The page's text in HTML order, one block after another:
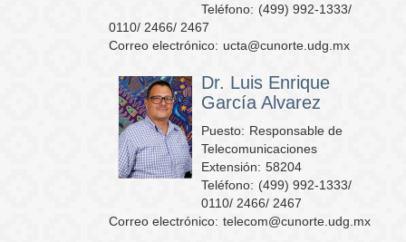
Teléfono: (499) 992-1333/
0110/ 2466/ 2467
Correo electrónico: ucta@cunorte.udg.mx
Dr. Luis Enrique
García Alvarez
Puesto: Responsable de
Telecomunicaciones
Extensión: 58204
Teléfono: (499) 992-1333/
0110/ 2466/ 2467
Correo electrónico: telecom@cunorte.udg.mx